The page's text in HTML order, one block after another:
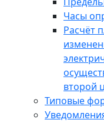
Часы
Расчёт
второй
Типовые